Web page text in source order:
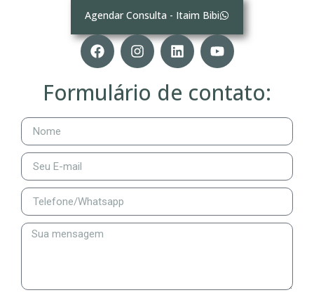
Agendar Consulta - Itaim Bibi
Formulário de contato: